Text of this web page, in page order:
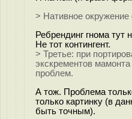
> Нативное
Ребрендинг гнома тут
Не тот контингент.
> Третье: при
экскрементов
проблем.
А тож. Проблема
только картинку (в
быть точным).